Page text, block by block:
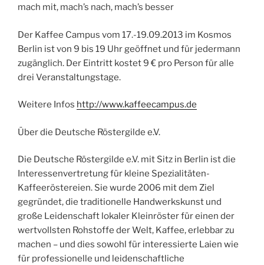
mach mit, mach’s nach, mach’s besser
Der Kaffee Campus vom 17.-19.09.2013 im Kosmos
Berlin ist von 9 bis 19 Uhr geöffnet und für jedermann
zugänglich. Der Eintritt kostet 9 € pro Person für alle
drei Veranstaltungstage.
Weitere Infos http://www.kaffeecampus.de
Über die Deutsche Röstergilde e.V.
Die Deutsche Röstergilde e.V. mit Sitz in Berlin ist die
Interessenvertretung für kleine Spezialitäten-
Kaffeeröstereien. Sie wurde 2006 mit dem Ziel
gegründet, die traditionelle Handwerkskunst und
große Leidenschaft lokaler Kleinröster für einen der
wertvollsten Rohstoffe der Welt, Kaffee, erlebbar zu
machen – und dies sowohl für interessierte Laien wie
für professionelle und leidenschaftliche